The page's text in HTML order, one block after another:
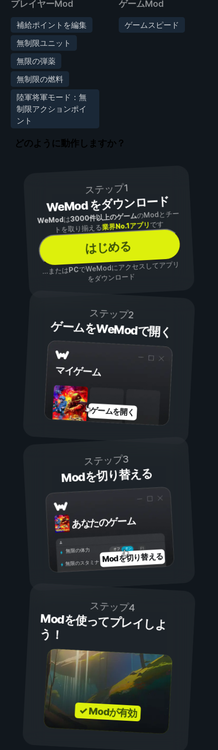
プレイヤーMod
補給ポイントを編集
無制限ユニット
無限の弾薬
無制限の燃料
陸軍将軍モード：無
制限アクションポイ
ント
ゲームMod
ゲームスピード
どのように動作しますか？
ステップ1
WeMod をダウンロード
WeModは3000件以上のゲームのModとチー
トを取り揃える業界No.1アプリです
はじめる
...またはPCでWeModにアクセスしてアプリ
をダウンロード
ステップ2
ゲームをWeModで開く
マイゲーム
ゲームを開く
ステップ3
Modを切り替える
あなたのゲーム
オン
オフ
無限の体力
無限のスタミナ Modを切り替える
ステップ4
Modを使ってプレイしよ
う！
✓ Modが有効